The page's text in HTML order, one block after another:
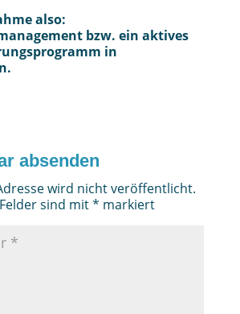
also:
bzw. ein aktives
in
absenden
wird nicht veröffentlicht.
sind mit* markiert